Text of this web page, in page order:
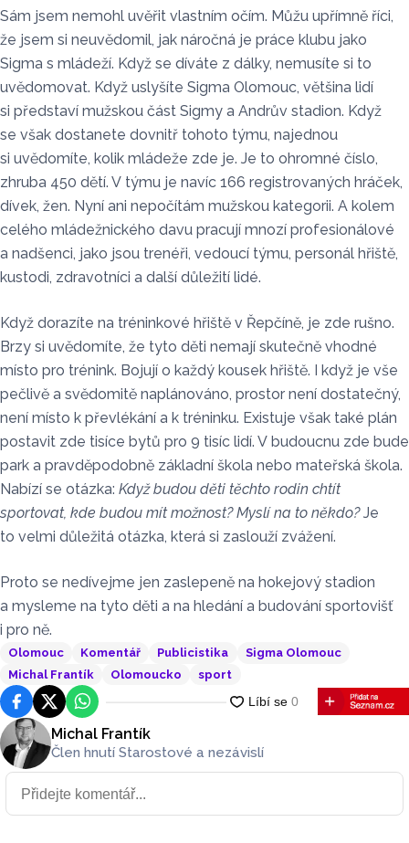
Sám jsem nemohl uvěřit vlastním očím. Můžu upřímně říci,
že jsem si neuvědomil, jak náročná je práce klubu jako
Sigma s mládeží. Když se díváte z dálky, nemusíte si to
uvědomovat. Když uslyšíte Sigma Olomouc, většina lidí
si představí mužskou část Sigmy a Andrův stadion. Když
se však dostanete dovnitř tohoto týmu, najednou
si uvědomíte, kolik mládeže zde je. Je to ohromné číslo,
zhruba 450 dětí. V týmu je navíc 166 registrovaných hráček,
dívek, žen. Nyní ani nepočítám mužskou kategorii. A kolem
celého mládežnického davu pracují mnozí profesionálové
a nadšenci, jako jsou trenéři, vedoucí týmu, personál hřiště,
kustodi, zdravotníci a další důležití lidé.
Když dorazíte na tréninkové hřiště v Řepčíně, je zde rušno.
Brzy si uvědomíte, že tyto děti nemají skutečně vhodné
místo pro trénink. Bojují o každý kousek hřiště. I když je vše
pečlivě a svědomitě naplánováno, prostor není dostatečný,
není místo k převlékání a k tréninku. Existuje však také plán
postavit zde tisíce bytů pro 9 tisíc lidí. V budoucnu zde bude
park a pravděpodobně základní škola nebo mateřská škola.
Nabízí se otázka: Když budou děti těchto rodin chtít
sportovat, kde budou mít možnost? Myslí na to někdo?Je
to velmi důležitá otázka, která si zaslouží zvážení.
Proto se nedívejme jen zaslepeně na hokejový stadion
a mysleme na tyto děti a na hledání a budování sportovišť
i pro ně.
Olomouc Komentář Publicistika
Sigma Olomouc
Michal Frantík
Olomoucko sport
FacebookPlatforma X
WhatsApp
Michal Frantík
Člen hnutí Starostové a nezávislí